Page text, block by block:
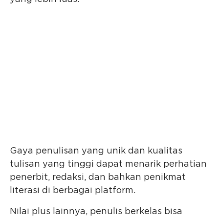
Gaya penulisan yang unik dan kualitas
tulisan yang tinggi dapat menarik perhatian
penerbit, redaksi, dan bahkan penikmat
literasi di berbagai platform.
Nilai plus lainnya, penulis berkelas bisa